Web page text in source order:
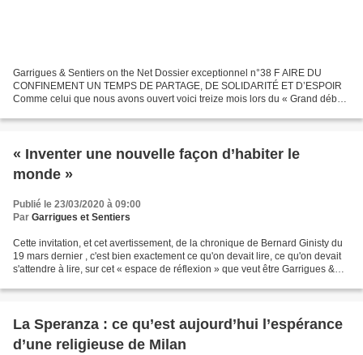
Garrigues & Sentiers on the Net Dossier exceptionnel n°38 F AIRE DU
CONFINEMENT UN TEMPS DE PARTAGE, DE SOLIDARITÉ ET D’ESPOIR
Comme celui que nous avons ouvert voici treize mois lors du « Grand débat
« Inventer une nouvelle façon d’habiter le
monde »
Publié le 23/03/2020 à 09:00
Par Garrigues et Sentiers
Cette invitation, et cet avertissement, de la chronique de Bernard Ginisty du
19 mars dernier , c'est bien exactement ce qu'on devait lire, ce qu'on devait
s'attendre à lire, sur cet « espace de réflexion » que veut être Garrigues &
La Speranza : ce qu’est aujourd’hui l’espérance
d’une religieuse de Milan